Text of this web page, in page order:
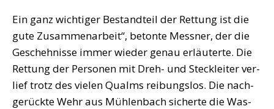
Ein ganz wich­ti­ger Bestand­teil der Ret­tung ist die
gute Zusam­men­ar­beit“, beton­te Mess­ner, der die
Gescheh­nis­se immer wie­der genau erläu­ter­te. Die
Ret­tung der Per­so­nen mit Dreh- und Steck­lei­ter ver­
lief trotz des vie­len Qualms rei­bungs­los. Die nach­
ge­rück­te Wehr aus Müh­len­bach sicher­te die Was­